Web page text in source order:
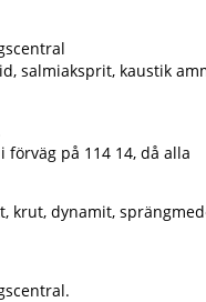
salmiaksprit, kaustik
på 114 14, då alla
krut, dynamit,